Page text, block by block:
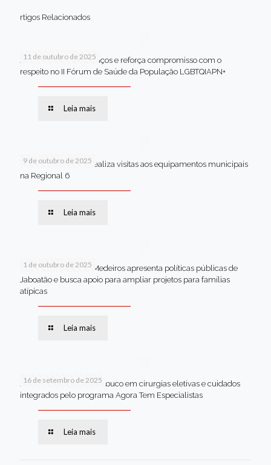
rtigos Relacionados
11 de outubro de 2025
Jaboatão celebra avanços e reforça compromisso com o
respeito no II Fórum de Saúde da População LGBTQIAPN+
Leia mais
9 de outubro de 2025
Van dos secretários realiza visitas aos equipamentos municipais
na Regional 6
Leia mais
1 de outubro de 2025
Em Brasília, Andréa Medeiros apresenta políticas públicas de
Jaboatão e busca apoio para ampliar projetos para famílias
atípicas
Leia mais
16 de setembro de 2025
Jaboatão lidera Pernambuco em cirurgias eletivas e cuidados
integrados pelo programa Agora Tem Especialistas
Leia mais